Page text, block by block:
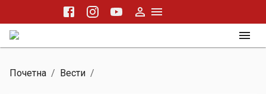
Почетна / Вести /